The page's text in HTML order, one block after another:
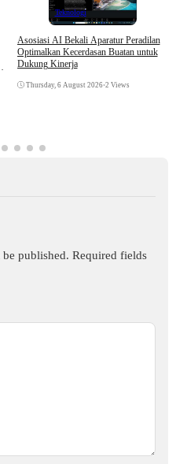
Teknologi
Asosiasi AI Bekali Aparatur Peradilan
Optimalkan Kecerdasan Buatan untuk
Dukung Kinerja
Thursday, 6 August 2026•2 Views
published. Required fields